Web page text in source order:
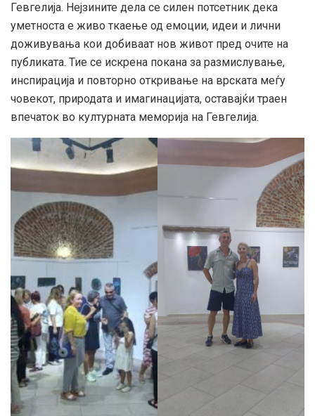
Гевгелија. Нејзините дела се силен потсетник дека
уметноста е живо ткаење од емоции, идеи и лични
доживувања кои добиваат нов живот пред очите на
публиката. Тие се искрена покана за размислување,
инспирација и повторно откривање на врската меѓу
човекот, природата и имагинацијата, оставајќи траен
впечаток во културната меморија на Гевгелија.